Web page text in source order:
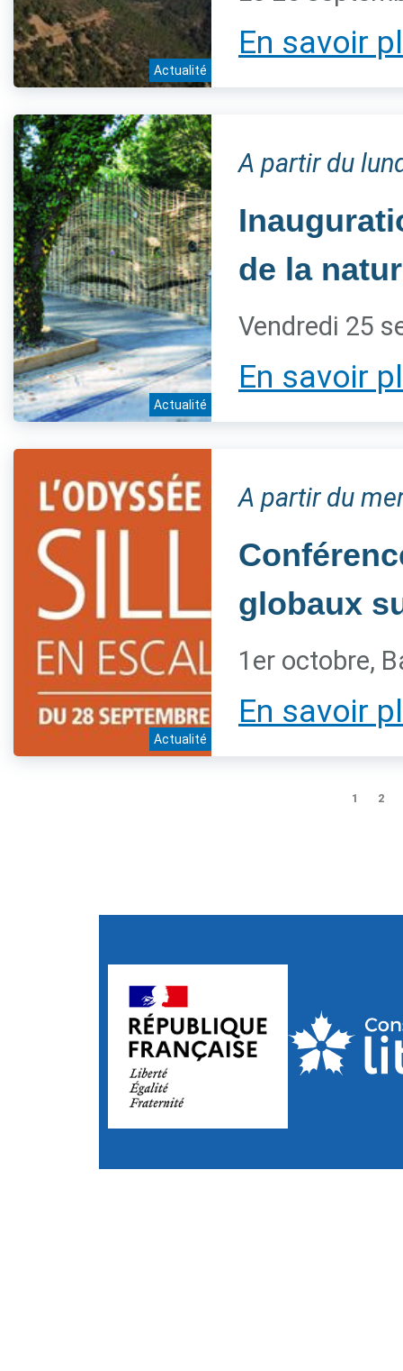
Actualité
En savoir
Actualité
A partir du
de la
Vendredi 25
En savoir
Actualité
A partir du
globaux
1er octobre,
En savoir
1 2